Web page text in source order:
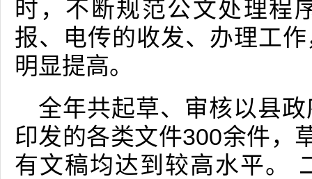
时，不断规范公文处理程
报、电传的收发、办理工
明显提高。
全年共起草、审核以县
印发的各类文件300余件，
有文稿均达到较高水平。